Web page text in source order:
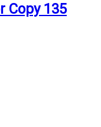
Copy 135